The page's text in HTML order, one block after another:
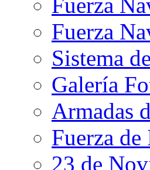
Fuerza
Sistema
Galería
Armadas
Fuerza
23 de